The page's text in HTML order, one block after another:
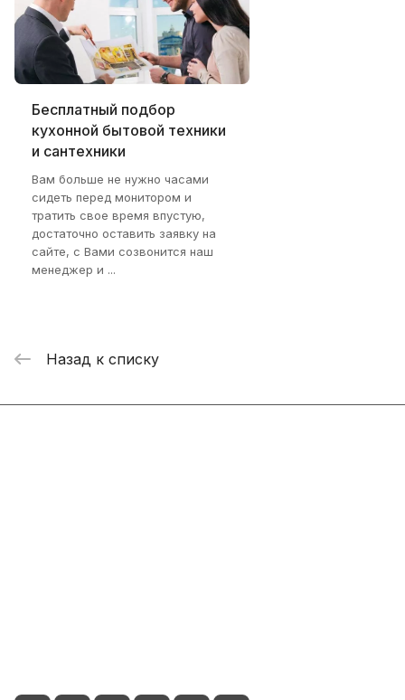
Бесплатный подбор
кухонной бытовой техники
и сантехники
Вам больше не нужно часами
сидеть перед монитором и
тратить свое время впустую,
достаточно оставить заявку на
сайте, с Вами созвонится наш
менеджер и ...
Назад к списку